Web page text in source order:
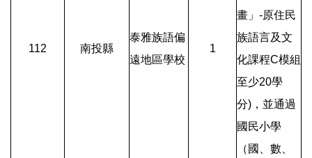
112 南投縣
泰雅族語偏
遠地區學校
1
畫」-原住民
族語言及文
化課程C模組
至少20學
分)，並通過
國民小學
（國、數、